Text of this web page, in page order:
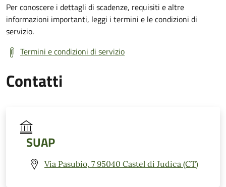
Per conoscere i dettagli di scadenze, requisiti e altre
informazioni importanti, leggi i termini e le condizioni di
servizio.
Termini e condizioni di servizio
Contatti
SUAP
Via Pasubio, 7 95040 Castel di Judica (CT)